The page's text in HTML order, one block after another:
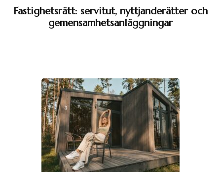
Fastighetsrätt: servitut, nyttjanderätter och
gemensamhetsanläggningar